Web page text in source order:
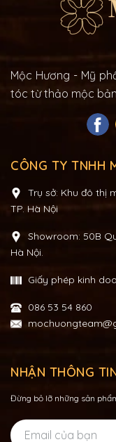
Mộc Hương - Mỹ
tóc từ thảo mộc
CÔNG TY TNHH
Trụ sở: Khu đô thị
TP. Hà Nội
Showroom: 50B
Hà Nội.
Giấy phép kinh
086 53 54 860
NHẬN THÔNG
Đừng bỏ lỡ những sản